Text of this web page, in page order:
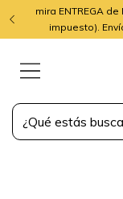
mira ENTREGA
impuesto).